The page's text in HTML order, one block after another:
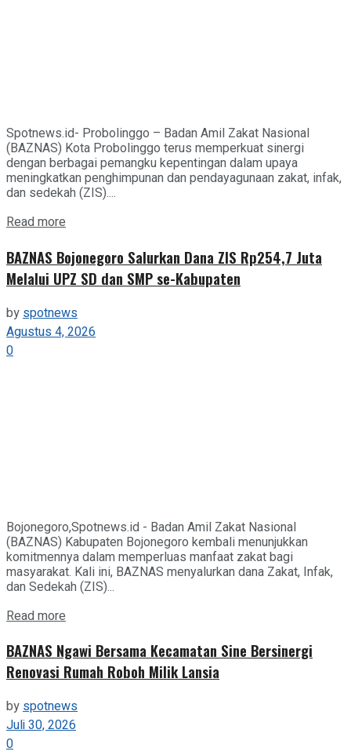
Spotnews.id- Probolinggo – Badan Amil Zakat Nasional
(BAZNAS) Kota Probolinggo terus memperkuat sinergi
dengan berbagai pemangku kepentingan dalam upaya
meningkatkan penghimpunan dan pendayagunaan zakat, infak,
dan sedekah (ZIS)....
Read more
BAZNAS Bojonegoro Salurkan Dana ZIS Rp254,7 Juta
Melalui UPZ SD dan SMP se-Kabupaten
by spotnews
Agustus 4, 2026
0
Bojonegoro,Spotnews.id - Badan Amil Zakat Nasional
(BAZNAS) Kabupaten Bojonegoro kembali menunjukkan
komitmennya dalam memperluas manfaat zakat bagi
masyarakat. Kali ini, BAZNAS menyalurkan dana Zakat, Infak,
dan Sedekah (ZIS)...
Read more
BAZNAS Ngawi Bersama Kecamatan Sine Bersinergi
Renovasi Rumah Roboh Milik Lansia
byspotnews
Juli 30, 2026
0